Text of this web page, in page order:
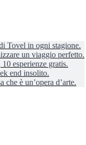
Tovel in ogni stagione.
un viaggio perfetto.
esperienze gratis.
end insolito.
che è un’opera d’arte.